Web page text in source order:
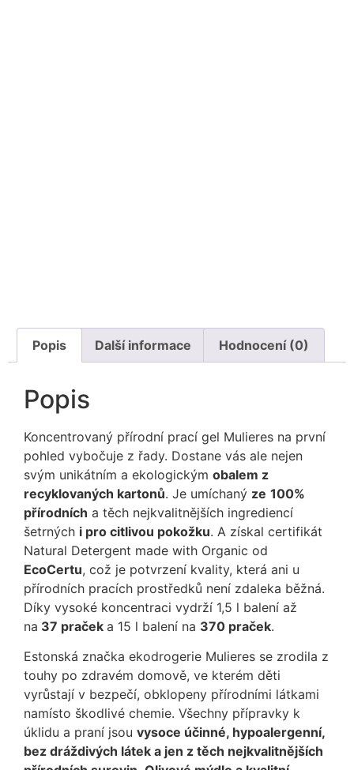
Popis Další informace Hodnocení (0)
Popis
Koncentrovaný přírodní prací gel Mulieres na první
pohled vybočuje z řady. Dostane vás ale nejen
svým unikátním a ekologickým obalem z
recyklovaných kartonů. Je umíchaný ze 100%
přírodních a těch nejkvalitnějších ingrediencí
šetrných i pro citlivou pokožku. A získal certifikát
Natural Detergent made with Organic od
EcoCertu, což je potvrzení kvality, která ani u
přírodních pracích prostředků není zdaleka běžná.
Díky vysoké koncentraci vydrží 1,5 l balení až
na 37 praček a 15 l balení na 370 praček.
Estonská značka ekodrogerie Mulieres se zrodila z
touhy po zdravém domově, ve kterém děti
vyrůstají v bezpečí, obklopeny přírodními látkami
namísto škodlivé chemie. Všechny přípravky k
úklidu a praní jsou vysoce účinné, hypoalergenní,
bez dráždivých látek a jen z těch nejkvalitnějších